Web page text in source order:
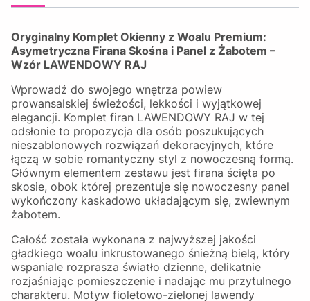
Oryginalny Komplet Okienny z Woalu Premium:
Asymetryczna Firana Skośna i Panel z Żabotem –
Wzór LAWENDOWY RAJ
Wprowadź do swojego wnętrza powiew
prowansalskiej świeżości, lekkości i wyjątkowej
elegancji. Komplet firan LAWENDOWY RAJ w tej
odsłonie to propozycja dla osób poszukujących
nieszablonowych rozwiązań dekoracyjnych, które
łączą w sobie romantyczny styl z nowoczesną formą.
Głównym elementem zestawu jest firana ścięta po
skosie, obok której prezentuje się nowoczesny panel
wykończony kaskadowo układającym się, zwiewnym
żabotem.
Całość została wykonana z najwyższej jakości
gładkiego woalu inkrustowanego śnieżną bielą, który
wspaniale rozprasza światło dzienne, delikatnie
rozjaśniając pomieszczenie i nadając mu przytulnego
charakteru. Motyw fioletowo-zielonej lawendy